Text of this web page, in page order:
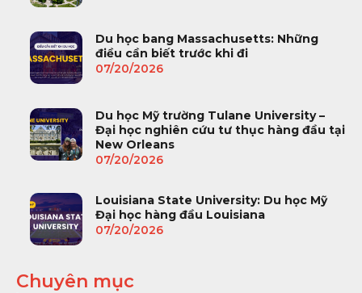
Du học bang Massachusetts: Những
điều cần biết trước khi đi
07/20/2026
Du học Mỹ trường Tulane University –
Đại học nghiên cứu tư thục hàng đầu tại
New Orleans
07/20/2026
Louisiana State University: Du học Mỹ
Đại học hàng đầu Louisiana
07/20/2026
Chuyên mục